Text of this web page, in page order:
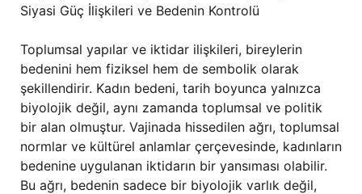
Siyasi Güç İlişkileri ve Bedenin Kontrolü
Toplumsal yapılar ve iktidar ilişkileri, bireylerin
bedenini hem fiziksel hem de sembolik olarak
şekillendirir. Kadın bedeni, tarih boyunca yalnızca
biyolojik değil, aynı zamanda toplumsal ve politik
bir alan olmuştur. Vajinada hissedilen ağrı, toplumsal
normlar ve kültürel anlamlar çerçevesinde, kadınların
bedenine uygulanan iktidarın bir yansıması olabilir.
Bu ağrı, bedenin sadece bir biyolojik varlık değil,